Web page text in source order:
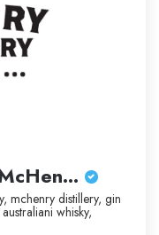
mchenry distillery, gin
whisky,